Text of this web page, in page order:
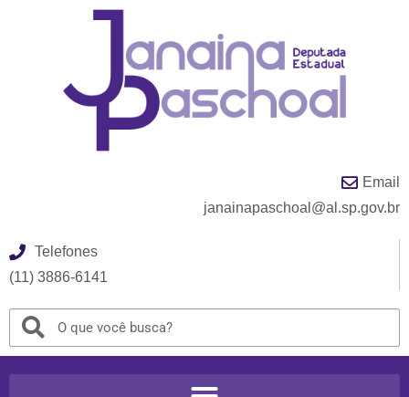
Email
janainapaschoal@al.sp.gov.br
Telefones
(11) 3886-6141